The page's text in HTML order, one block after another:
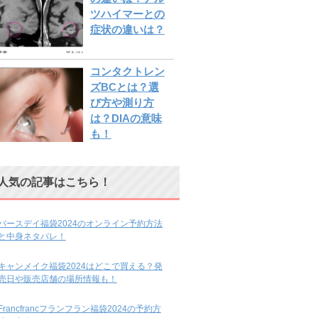
ツハイマーとの
症状の違いは？
コンタクトレン
ズBCとは？選
び方や測り方
は？DIAの意味
も！
気の記事はこちら！
ースデイ福袋2024のオンライン予約方法
中身ネタバレ！
ャンメイク福袋2024はどこで買える？発
日や販売店舗の場所情報も！
フランフラン福袋2024の予約方